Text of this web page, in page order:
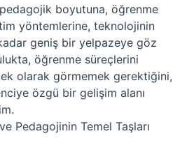
boyutuna, öğrenme
yöntemlerine, teknolojinin
geniş bir yelpazeye göz
öğrenme süreçlerini
olarak görmemek gerektiğini,
özgü bir gelişim alanı
Pedagojinin Temel Taşları